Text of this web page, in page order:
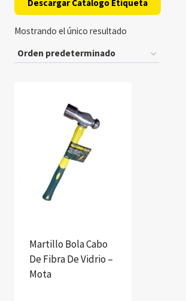
Descargar Catálogo Etiqueta
Mostrando el único resultado
Martillo Bola Cabo
De Fibra De Vidrio –
Mota